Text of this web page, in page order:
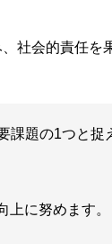
社会的責任を
課題の1つと捉
に努めます。